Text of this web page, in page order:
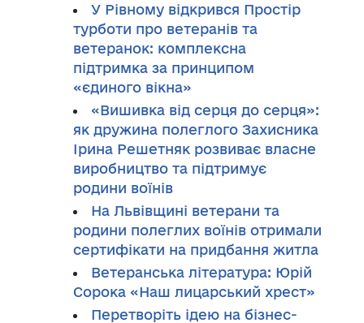
У Рівному відкрився Простір
турботи про ветеранів та
ветеранок: комплексна
підтримка за принципом
«єдиного вікна»
«Вишивка від серця до серця»:
як дружина полеглого Захисника
Ірина Решетняк розвиває власне
виробництво та підтримує
родини воїнів
На Львівщині ветерани та
родини полеглих воїнів отримали
сертифікати на придбання житла
Ветеранська література: Юрій
Сорока «Наш лицарський хрест»
Перетворіть ідею на бізнес-